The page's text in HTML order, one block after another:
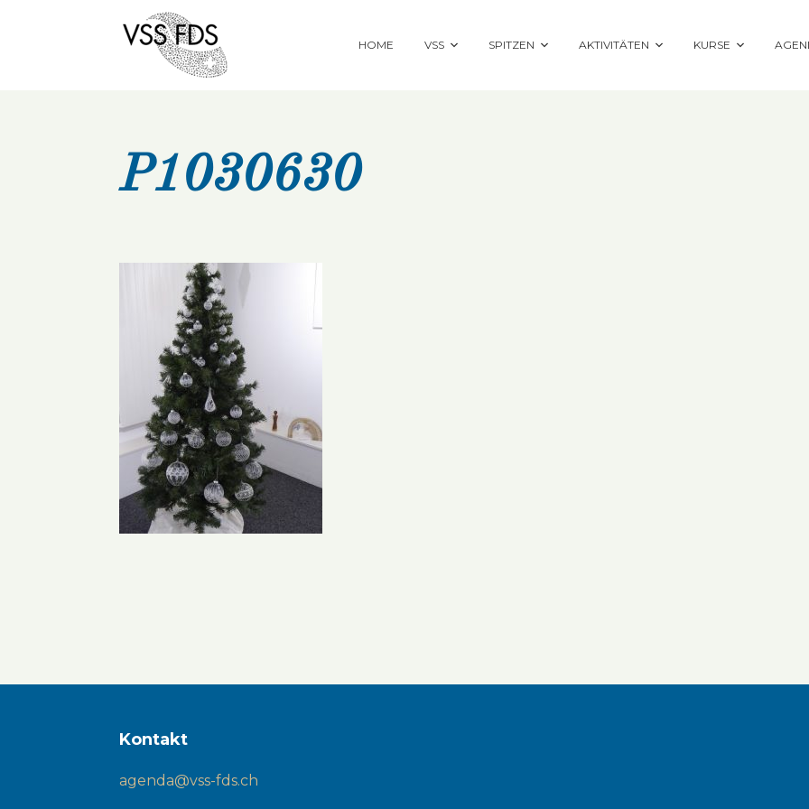
HOME VSS SPITZEN AKTIVITÄTEN KURSE
P1030630
Kontakt
agenda@vss-fds.ch